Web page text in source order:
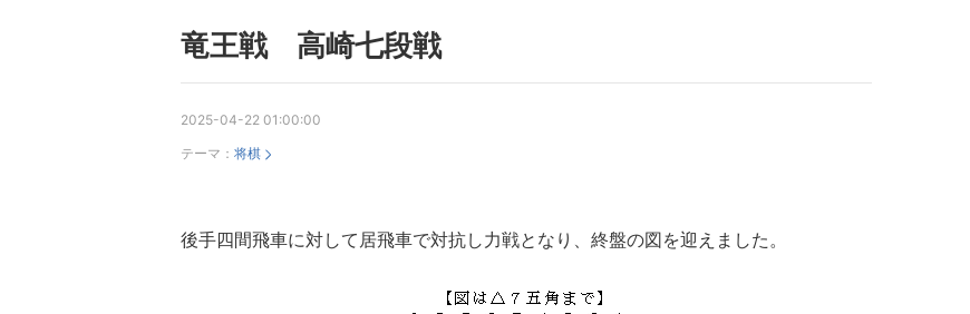
竜王戦 高崎七段戦
2025-04-22 01:00:00
テーマ： 将棋
後手四間飛車に対して居飛車で対抗し力戦となり、終盤の図を迎えました。